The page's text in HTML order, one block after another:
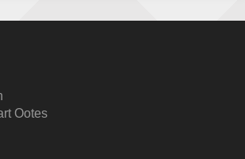
Spakenburg
Ootes